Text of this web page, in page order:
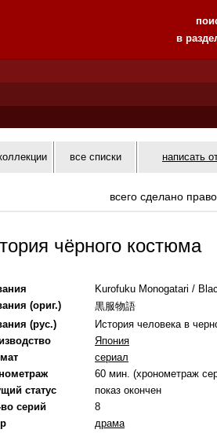
в
все списки написать
всего сделано
чёрного костюма
Kurofuku Monogatari /
(ориг.)
黒服物語
(рус.)
История человека в
Япония
сериал
60 мин. (хронометраж
статус
показ окончен
серий
8
драма